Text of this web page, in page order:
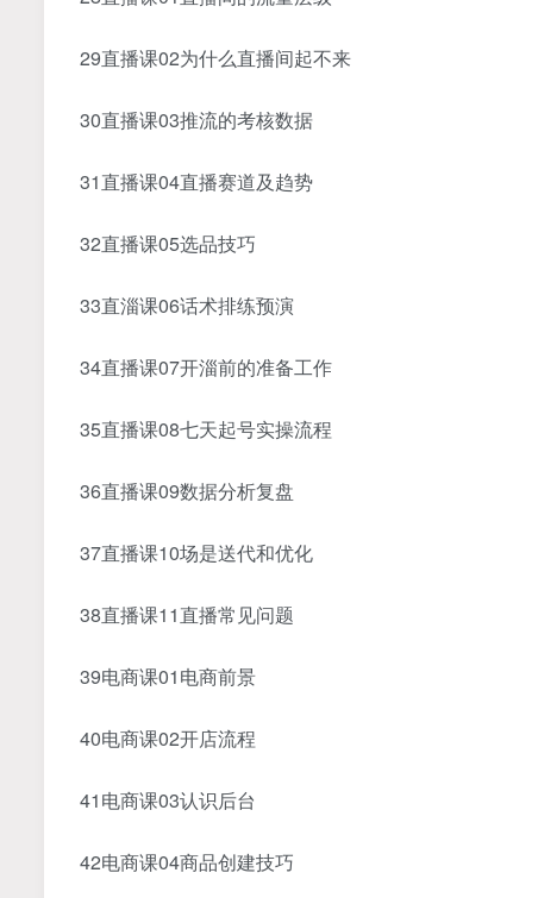
29直播课02为什么直播间起不来
30直播课03推流的考核数据
31直播课04直播赛道及趋势
32直播课05选品技巧
33直淄课06话术排练预演
34直播课07开淄前的准备工作
35直播课08七天起号实操流程
36直播课09数据分析复盘
37直播课10场是送代和优化
38直播课11直播常见问题
39电商课01电商前景
40电商课02开店流程
41电商课03认识后台
42电商课04商品创建技巧